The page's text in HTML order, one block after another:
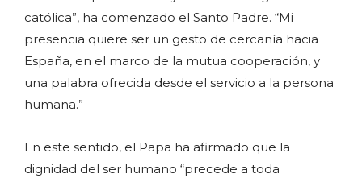
católica”, ha comenzado el Santo Padre. “Mi
presencia quiere ser un gesto de cercanía hacia
España, en el marco de la mutua cooperación, y
una palabra ofrecida desde el servicio a la persona
humana.”
En este sentido, el Papa ha afirmado que la
dignidad del ser humano “precede a toda